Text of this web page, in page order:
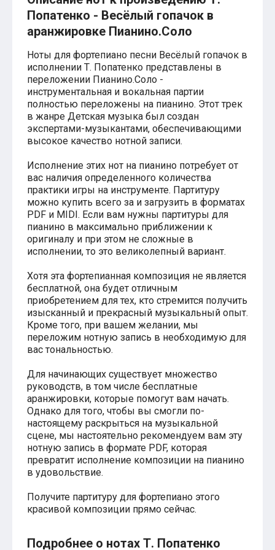
Легкие аккорды (простые песни)
Аккорды со словами (вокал)
BEARWOLF
Мари Краймбрери
Комната культуры
XOLIDAYBOY
Сергей Лазарев
Клава Кока
Монеточка
Анжелика Варум
Алексей Чумаков
Леонид Агутин
Саундтрек
Тематические
Из фильмов
Аватар: Путь воды
Гарри Поттер
Хатико
Реквием по мечте
Пираты Карибского моря
Сумерки
Величайший шоумен
Звездные войны
Ла ла Ленд
Ромео и Джульетта (1968)
Бумер
Аладдин (2019)
Король лев (2019)
Брат-2
Властелин колец: Братство Кольца
Гордость и предубеждение
Классическая музыка
Времена года - Вивальди
Сонаты Бетховена
Ноты для вальса
Холодное сердце
Попатенко - Весёлый гопачок в
аранжировке Пианино.Соло
Ноты для фортепиано песни Весёлый гопачок в
исполнении Т. Попатенко представлены в
переложении Пианино.Соло -
инструментальная и вокальная партии
полностью переложены на пианино. Этот трек
в жанре Детская музыка был создан
экспертами-музыкантами, обеспечивающими
высокое качество нотной записи.
Исполнение этих нот на пианино потребует от
вас наличия определенного количества
практики игры на инструменте. Партитуру
можно купить всего за и загрузить в форматах
PDF и MIDI. Если вам нужны партитуры для
пианино в максимально приближении к
оригиналу и при этом не сложные в
исполнении, то это великолепный вариант.
Хотя эта фортепианная композиция не является
бесплатной, она будет отличным
приобретением для тех, кто стремится получить
изысканный и прекрасный музыкальный опыт.
Кроме того, при вашем желании, мы
переложим нотную запись в необходимую для
вас тональностью.
Для начинающих существует множество
руководств, в том числе бесплатные
аранжировки, которые помогут вам начать.
Однако для того, чтобы вы смогли по-
настоящему раскрыться на музыкальной
сцене, мы настоятельно рекомендуем вам эту
нотную запись в формате PDF, которая
превратит исполнение композиции на пианино
в удовольствие.
Получите партитуру для фортепиано этого
красивой композиции прямо сейчас.
Подробнее о нотах Т. Попатенко